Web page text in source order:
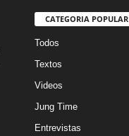
CATEGORIA POPULAR
Todos
Textos
Videos
Jung Time
Entrevistas